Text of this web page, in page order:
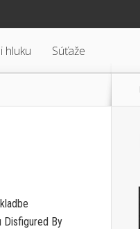
hluku Súťaže
Disfigured By